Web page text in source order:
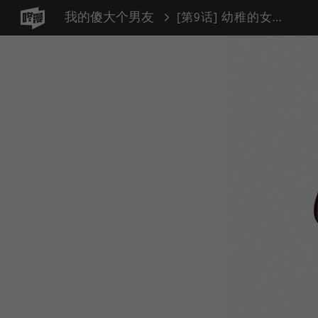
我的傻大个男友 [第9话] 幼稚的女朋友